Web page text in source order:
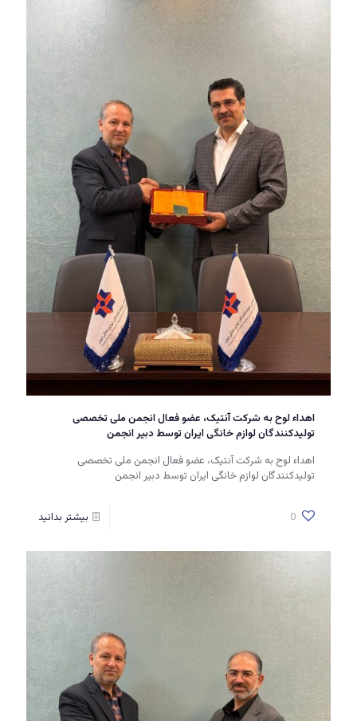
اهداء لوح به شرکت آنتیک، عضو فعال انجمن ملی تخصصی
تولیدکنندگان لوازم خانگی ایران توسط دبیر انجمن
اهداء لوح به شرکت آنتیک، عضو فعال انجمن ملی تخصصی
تولیدکنندگان لوازم خانگی ایران توسط دبیر انجمن
0 بیشتر بدانید